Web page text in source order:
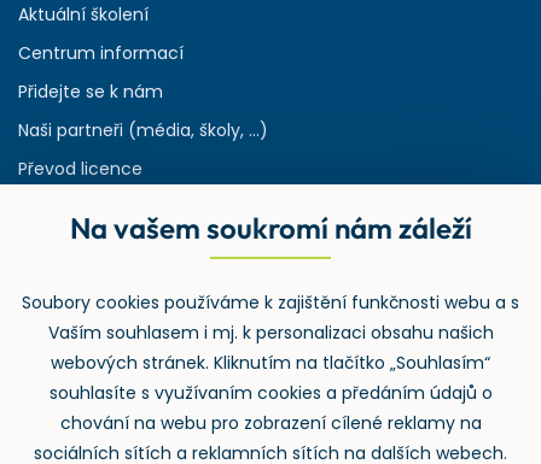
Aktuální školení
Centrum informací
Přidejte se k nám
Naši partneři (média, školy, ...)
Převod licence
Rejstřík používaných zkratek v odpadech
Zpětný odběr
Na vašem soukromí nám záleží
Soubory cookies používáme k zajištění funkčnosti webu a s
Vaším souhlasem i mj. k personalizaci obsahu našich
webových stránek. Kliknutím na tlačítko „Souhlasím“
souhlasíte s využívaním cookies a předáním údajů o
chování na webu pro zobrazení cílené reklamy na
sociálních sítích a reklamních sítích na dalších webech.